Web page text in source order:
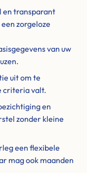
en transparant
zorgeloze
van uw
uit om te
criteria valt.
en
zonder kleine
een flexibele
mag ook maanden